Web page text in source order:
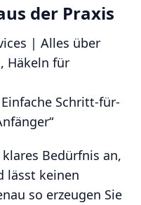
der Praxis
| Alles über
Häkeln für
Schritt-für-
Bedürfnis an,
lässt keinen
so erzeugen Sie